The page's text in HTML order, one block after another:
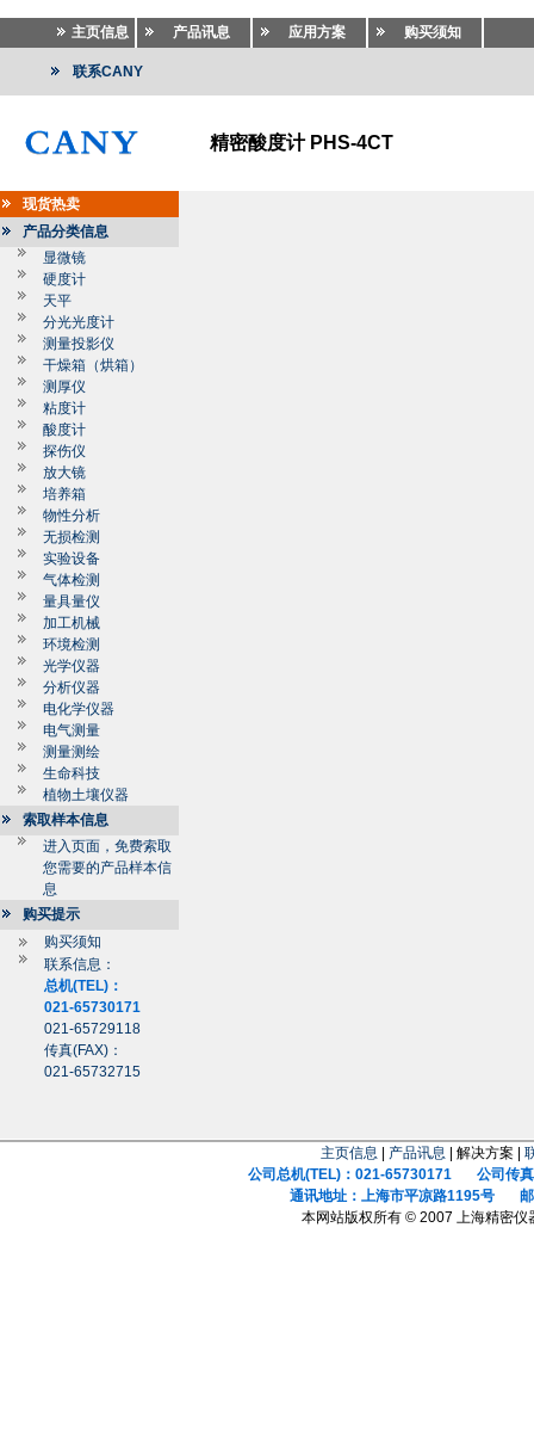
主页信息 产品讯息 应用方案 购买须知
联系CANY
精密酸度计 PHS-4CT
现货热卖
产品分类信息
显微镜
硬度计
天平
分光光度计
测量投影仪
干燥箱（烘箱）
测厚仪
粘度计
酸度计
探伤仪
放大镜
培养箱
物性分析
无损检测
实验设备
气体检测
量具量仪
加工机械
环境检测
光学仪器
分析仪器
电化学仪器
电气测量
测量测绘
生命科技
植物土壤仪器
索取样本信息
进入页面，免费索取
您需要的产品样本信
息
购买提示
购买须知
联系信息：
总机(TEL)：
021-65730171
021-65729118
传真(FAX)：
021-65732715
主页信息 产品讯息 | 解决方案 |
公司总机(TEL)：021-65730171 公司传真
通讯地址：上海市平凉路1195号 邮
本网站版权所有 © 2007 上海精密仪